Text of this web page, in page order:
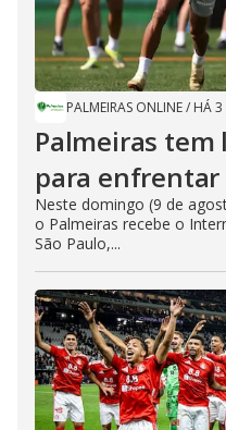
PALMEIRAS ONLINE/ HÁ 3
Palmeiras tem
para
Neste domingo (9 de
o Palmeiras recebe o
São Paulo,...